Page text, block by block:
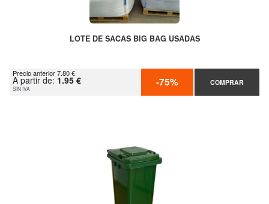
LOTE DE SACAS BIG BAG USADAS
Precio anterior 7.80 €
A partir de: 1.95 €
SIN IVA -75% COMPRAR